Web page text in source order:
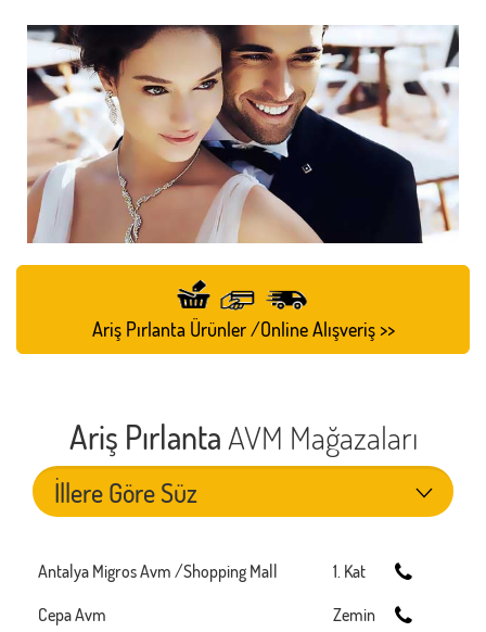
Ariş Pırlanta Ürünler /Online Alışveriş >>
Ariş Pırlanta AVM Mağazaları
Antalya Migros Avm /Shopping Mall
1. Kat
Cepa Avm
Zemin